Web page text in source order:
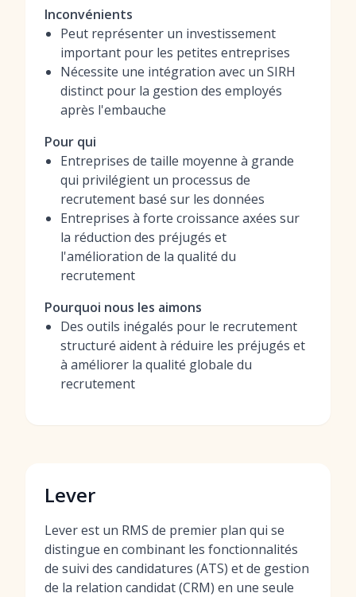
Inconvénients
Peut représenter un investissement
important pour les petites entreprises
Nécessite une intégration avec un SIRH
distinct pour la gestion des employés
après l'embauche
Pour qui
Entreprises de taille moyenne à grande
qui privilégient un processus de
recrutement basé sur les données
Entreprises à forte croissance axées sur
la réduction des préjugés et
l'amélioration de la qualité du
recrutement
Pourquoi nous les aimons
Des outils inégalés pour le recrutement
structuré aident à réduire les préjugés et
à améliorer la qualité globale du
recrutement
Lever
Lever est un RMS de premier plan qui se
distingue en combinant les fonctionnalités
de suivi des candidatures (ATS) et de gestion
de la relation candidat (CRM) en une seule